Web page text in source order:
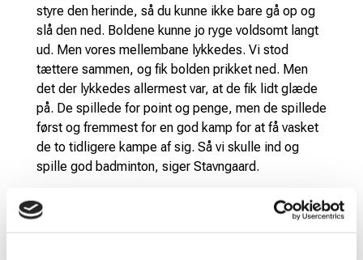
styre den herinde, så du kunne ikke bare gå op og
slå den ned. Boldene kunne jo ryge voldsomt langt
ud. Men vores mellembane lykkedes. Vi stod
tættere sammen, og fik bolden prikket ned. Men
det der lykkedes allermest var, at de fik lidt glæde
på. De spillede for point og penge, men de spillede
først og fremmest for en god kamp for at få vasket
de to tidligere kampe af sig. Så vi skulle ind og
spille god badminton, siger Stavngaard.
De to herredoublekonstellationer havde mødt
hinanden seks gange før dagens opgør. To af
opgørene havde danskerne vundet, ligesom de